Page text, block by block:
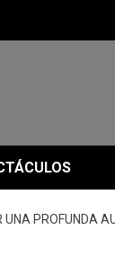
UNA PROFUNDA